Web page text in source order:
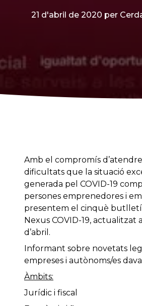
21 d'abril de 2020 per
Amb el compromís
dificultats que la situació
generada pel COVID-19
persones emprenedores i
presentem el cinquè
Nexus COVID-19, actualitzat
d’abril.
Informant sobre novetats
empreses i autònoms/es
Àmbits:
Jurídic i fiscal